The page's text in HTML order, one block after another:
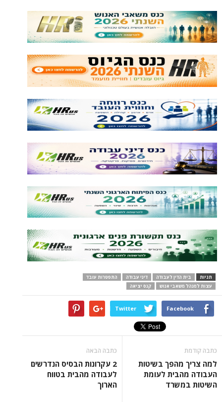
תגיות בית הדין לעבודה דיני עבודה
התפטרות עובד
עצות למנהל משאבי אנוש
קנס יציאה
Facebook
Twitter
כתבה קודמת
למה צריך מהפך בשיטות
העבודה מהבית לעומת
השיטות במשרד
כתבה הבאה
2 עקרונות הבסיס הנדרשים
לעבודה מהבית בטווח
הארוך